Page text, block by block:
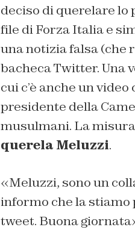
deciso di querelare lo
file di Forza Italia e
una notizia falsa (che
bacheca Twitter. Una
cui c’è anche un
presidente della
musulmani. La
querela Meluzzi.
«Meluzzi, sono un
informo che la stiamo
tweet. Buona